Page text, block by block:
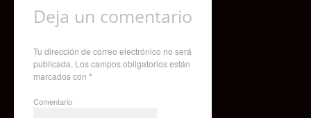
Deja un comentario
Tu dirección de correo electrónico no será
publicada. Los campos obligatorios están
marcados con *
Comentario